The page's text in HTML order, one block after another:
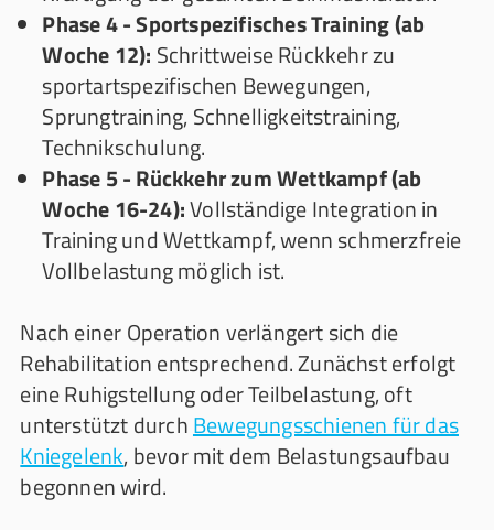
Phase 4 - Sportspezifisches Training (ab
Woche 12): Schrittweise Rückkehr zu
sportartspezifischen Bewegungen,
Sprungtraining, Schnelligkeitstraining,
Technikschulung.
Phase 5 - Rückkehr zum Wettkampf (ab
Woche 16-24):Vollständige Integration in
Training und Wettkampf, wenn schmerzfreie
Vollbelastung möglich ist.
Nach einer Operation verlängert sich die
Rehabilitation entsprechend. Zunächst erfolgt
eine Ruhigstellung oder Teilbelastung, oft
unterstützt durchBewegungsschienen für das
Kniegelenk, bevor mit dem Belastungsaufbau
begonnen wird.